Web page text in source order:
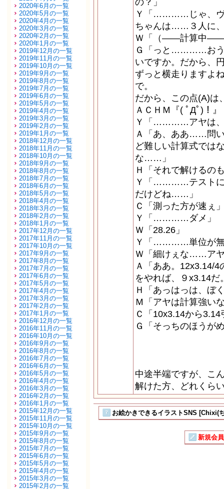
2020年6月の一覧
2020年5月の一覧
2020年4月の一覧
2020年3月の一覧
2020年2月の一覧
2020年1月の一覧
2019年12月の一覧
2019年11月の一覧
2019年10月の一覧
2019年9月の一覧
2019年8月の一覧
2019年7月の一覧
2019年6月の一覧
2019年5月の一覧
2019年4月の一覧
2019年3月の一覧
2019年2月の一覧
2019年1月の一覧
2018年12月の一覧
2018年11月の一覧
2018年10月の一覧
2018年9月の一覧
2018年8月の一覧
2018年7月の一覧
2018年6月の一覧
2018年5月の一覧
2018年4月の一覧
2018年3月の一覧
2018年2月の一覧
2018年1月の一覧
2017年12月の一覧
2017年11月の一覧
2017年10月の一覧
2017年9月の一覧
2017年8月の一覧
2017年7月の一覧
2017年6月の一覧
2017年5月の一覧
2017年4月の一覧
2017年3月の一覧
2017年2月の一覧
2017年1月の一覧
2016年12月の一覧
2016年11月の一覧
2016年10月の一覧
2016年9月の一覧
2016年8月の一覧
2016年7月の一覧
2016年6月の一覧
2016年5月の一覧
2016年4月の一覧
2016年3月の一覧
2016年2月の一覧
2016年1月の一覧
2015年12月の一覧
2015年11月の一覧
2015年10月の一覧
2015年9月の一覧
2015年8月の一覧
2015年7月の一覧
2015年6月の一覧
2015年5月の一覧
2015年4月の一覧
2015年3月の一覧
2015年2月の一覧
の？」
Ｙ「…………じゃ、ヴ
ちゃんは……３人に
Ｗ「（――計算中
Ｇ「っと…………おう
いですか。だから、
ずっと横走りますよ
で。
だから、この点(A)
ＡＣＨＭ『( ﾟДﾟ)！』
Ｙ「…………アヤは、
Ａ「あ、ああ……問
ど難しい計算式では
な……」
Ｈ「それで解ける
Ｙ「…………テストに
だけどね……」
Ｃ「測った方が速ぇ
Ｙ「…………ダメ」
Ｗ「28.26」
Ｙ「…………単位が
Ｗ「細けぇな……ア
Ａ「ああ。12x3.14/
をやれば、９x3.14
Ｈ「あっはっは、ぼ
Ｍ「アヤは計算強い
Ｃ「10x3.14から
Ｇ「そっちのほう
中途半端ですが、こ
解けた方、どれくら
お絵かきできるイラストSNS [Chixi(
新規会